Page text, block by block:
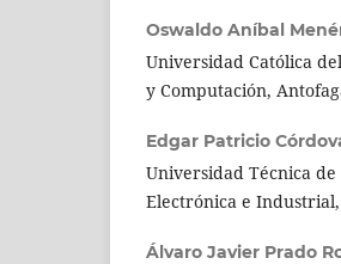
Oswaldo Aníbal
Universidad Católica
y Computación,
Edgar Patricio
Universidad Técnica
Electrónica e
Álvaro Javier Prado